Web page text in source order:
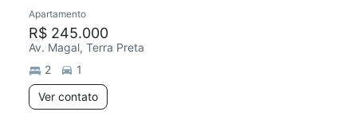
Redecorar
Apartamento
R$ 245.000
Av. Magal, Terra Preta
2
1
Ver contato